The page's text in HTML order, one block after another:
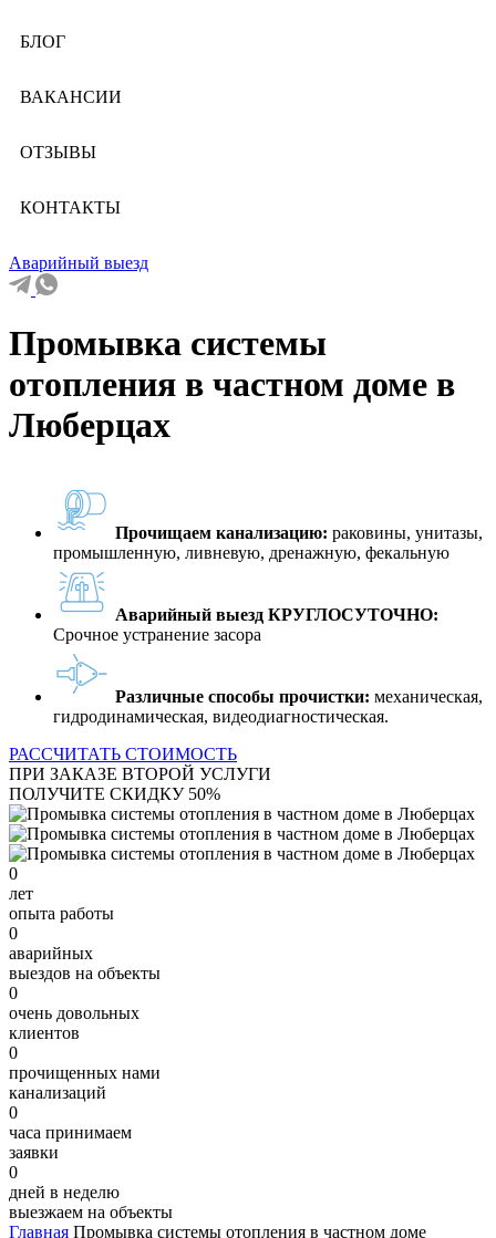
БЛОГ
ВАКАНСИИ
ОТЗЫВЫ
КОНТАКТЫ
Аварийный выезд
Промывка системы
отопления в частном доме в
Люберцах
Прочищаем канализацию: раковины, унитазы,
промышленную, ливневую, дренажную, фекальную
Аварийный выезд КРУГЛОСУТОЧНО:
Срочное устранение засора
Различные способы прочистки: механическая,
гидродинамическая, видеодиагностическая.
РАССЧИТАТЬ СТОИМОСТЬ
ПРИ ЗАКАЗЕ ВТОРОЙ УСЛУГИ
ПОЛУЧИТЕ СКИДКУ 50%
0
лет
опыта работы
0
аварийных
выездов на объекты
0
очень довольных
клиентов
0
прочищенных нами
канализаций
0
часа принимаем
заявки
0
дней в неделю
выезжаем на объекты
Главная Промывка системы отопления в частном доме